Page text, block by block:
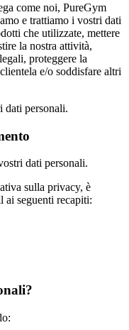
come noi, PureGym
e trattiamo i vostri dati
che utilizzate, mettere
la nostra attività,
proteggere la
e/o soddisfare altri
dati personali.
dati personali.
sulla privacy, è
ai seguenti recapiti: